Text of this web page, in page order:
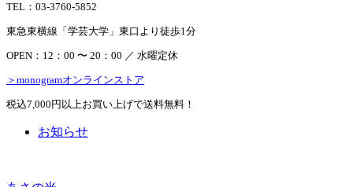
TEL：03-3760-5852
東急東横線「学芸大学」東口より徒歩1分
OPEN：12：00 〜 20：00 ／ 水曜定休
＞monogramオンラインストア
税込7,000円以上お買い上げで送料無料！
お知らせ